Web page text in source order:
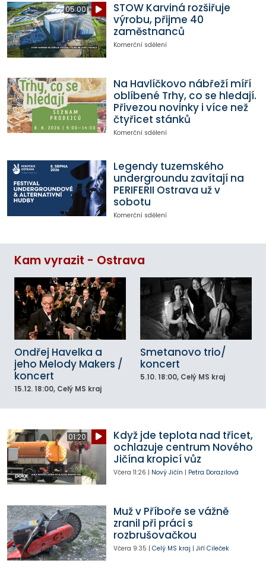
05:00
STOW Karviná rozšiřuje
výrobu, přijme 40
zaměstnanců
Komerční sdělení
Na Havlíčkovo nábřeží míří
oblíbené Trhy, co se hledají.
Přivezou novinky i více než
čtyřicet stánků
Komerční sdělení
Legendy tuzemského
undergroundu zavítají na
PERIFERII Ostrava už v
sobotu
Komerční sdělení
Kam vyrazit - Ostrava
Ondřej Havelka a
jeho Melody Makers /
koncert
15.12. 18:00, Celý MS kraj
Smetanovo trio/
koncert
5.10. 18:00, Celý MS kraj
01:20
Když jde teplota nad třicet,
ochlazuje centrum Nového
Jičína kropicí vůz
Včera 11:26 | Nový Jičín | Petra Dorazilová
Muž v Příboře se vážně
zranil při práci s
rozbrušovačkou
Včera 9:35 | Celý MS kraj | Jiří Cileček